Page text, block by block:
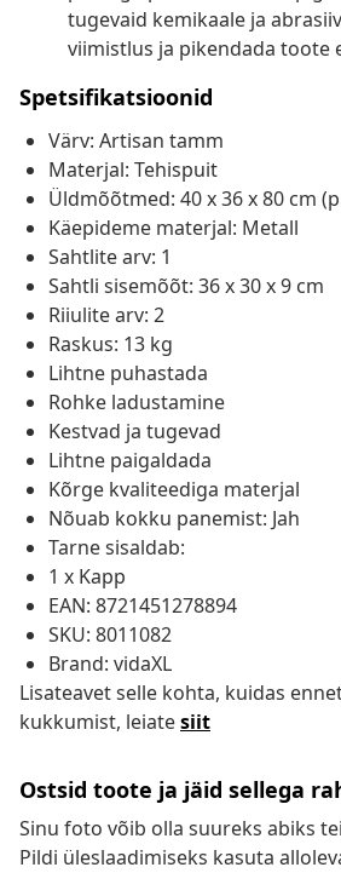
tugevaid kemikaale ja
viimistlus ja pikendada toote
Spetsifikatsioonid
Värv: Artisan tamm
Materjal: Tehispuit
Üldmõõtmed: 40 x 36 x 80 cm
Käepideme materjal: Metall
Sahtlite arv: 1
Sahtli sisemõõt: 36 x 30 x 9 cm
Riiulite arv: 2
Raskus: 13 kg
Lihtne puhastada
Rohke ladustamine
Kestvad ja tugevad
Lihtne paigaldada
Kõrge kvaliteediga materjal
Nõuab kokku panemist: Jah
Tarne sisaldab:
1 x Kapp
EAN: 8721451278894
SKU: 8011082
Brand: vidaXL
Lisateavet selle kohta, kuidas
kukkumist, leiatesiit
Ostsid toote ja jäid sellega
Sinu foto võib olla suureks abiks
Pildi üleslaadimiseks kasuta